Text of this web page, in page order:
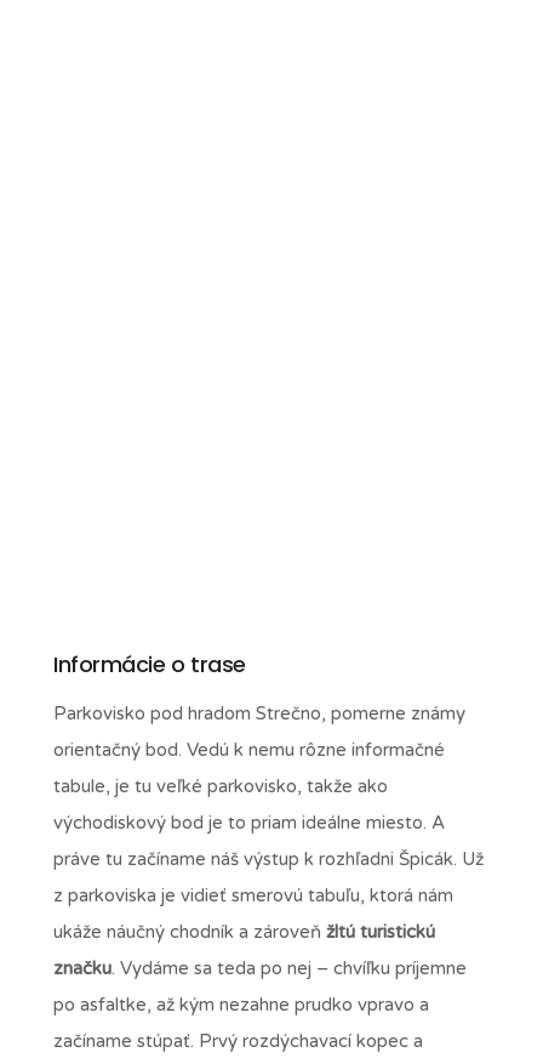
Informácie o trase
Parkovisko pod hradom Strečno, pomerne známy
orientačný bod. Vedú k nemu rôzne informačné
tabule, je tu veľké parkovisko, takže ako
východiskový bod je to priam ideálne miesto. A
práve tu začíname náš výstup k rozhľadni Špicák. Už
z parkoviska je vidieť smerovú tabuľu, ktorá nám
ukáže náučný chodník a zároveň žltú turistickú
značku. Vydáme sa teda po nej – chvíľku príjemne
po asfaltke, až kým nezahne prudko vpravo a
začíname stúpať. Prvý rozdýchavací kopec a